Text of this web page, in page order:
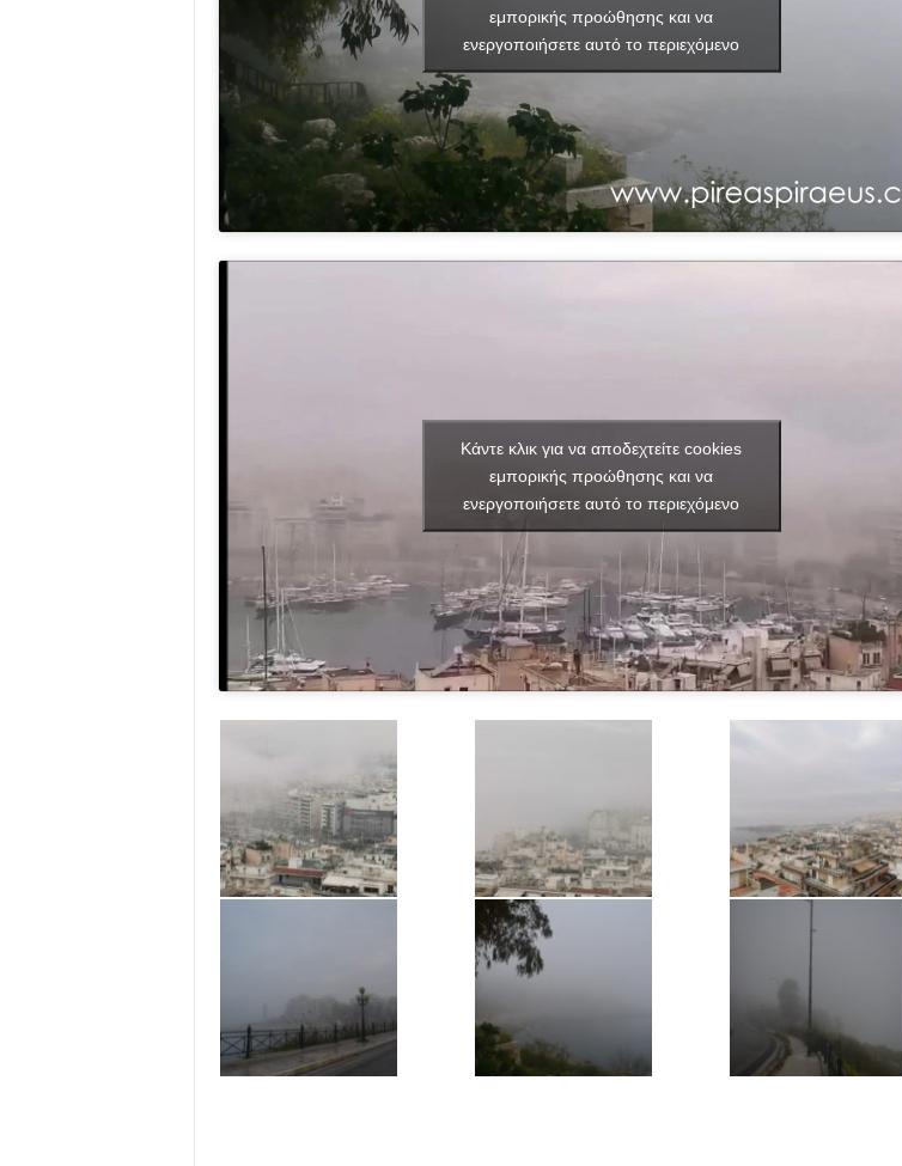
εμπορικής προώθησης και να
ενεργοποιήσετε αυτό το περιεχόμενο
Κάντε κλικ για να αποδεχτείτε cookies
εμπορικής προώθησης και να
ενεργοποιήσετε αυτό το περιεχόμενο